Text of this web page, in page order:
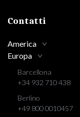
Contatti
America
Europa
Barcellona
+34 932 710 438
Berlino
+49 800 0010457